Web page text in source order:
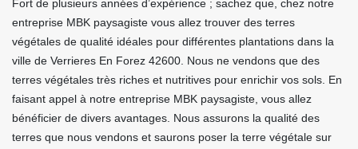
Fort de plusieurs années d’expérience ; sachez que, chez notre
entreprise MBK paysagiste vous allez trouver des terres
végétales de qualité idéales pour différentes plantations dans la
ville de Verrieres En Forez 42600. Nous ne vendons que des
terres végétales très riches et nutritives pour enrichir vos sols. En
faisant appel à notre entreprise MBK paysagiste, vous allez
bénéficier de divers avantages. Nous assurons la qualité des
terres que nous vendons et saurons poser la terre végétale sur